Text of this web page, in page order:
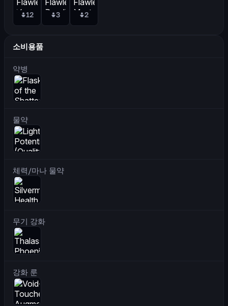
12 3 2
소비용품
약병
물약
체력/마나 물약
무기 강화
강화 룬